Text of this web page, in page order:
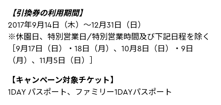
【引換券の利用期間】
2017年9月14日（木）～12月31日（日）
※休園日、特別営業日/特別営業時間及び下記日程を除く
［9月17日（日）・18日（月）、10月8日（日）・9日
（月）、11月5日（日）］
【キャンペーン対象チケット】
1DAY パスポート、ファミリー1DAYパスポート